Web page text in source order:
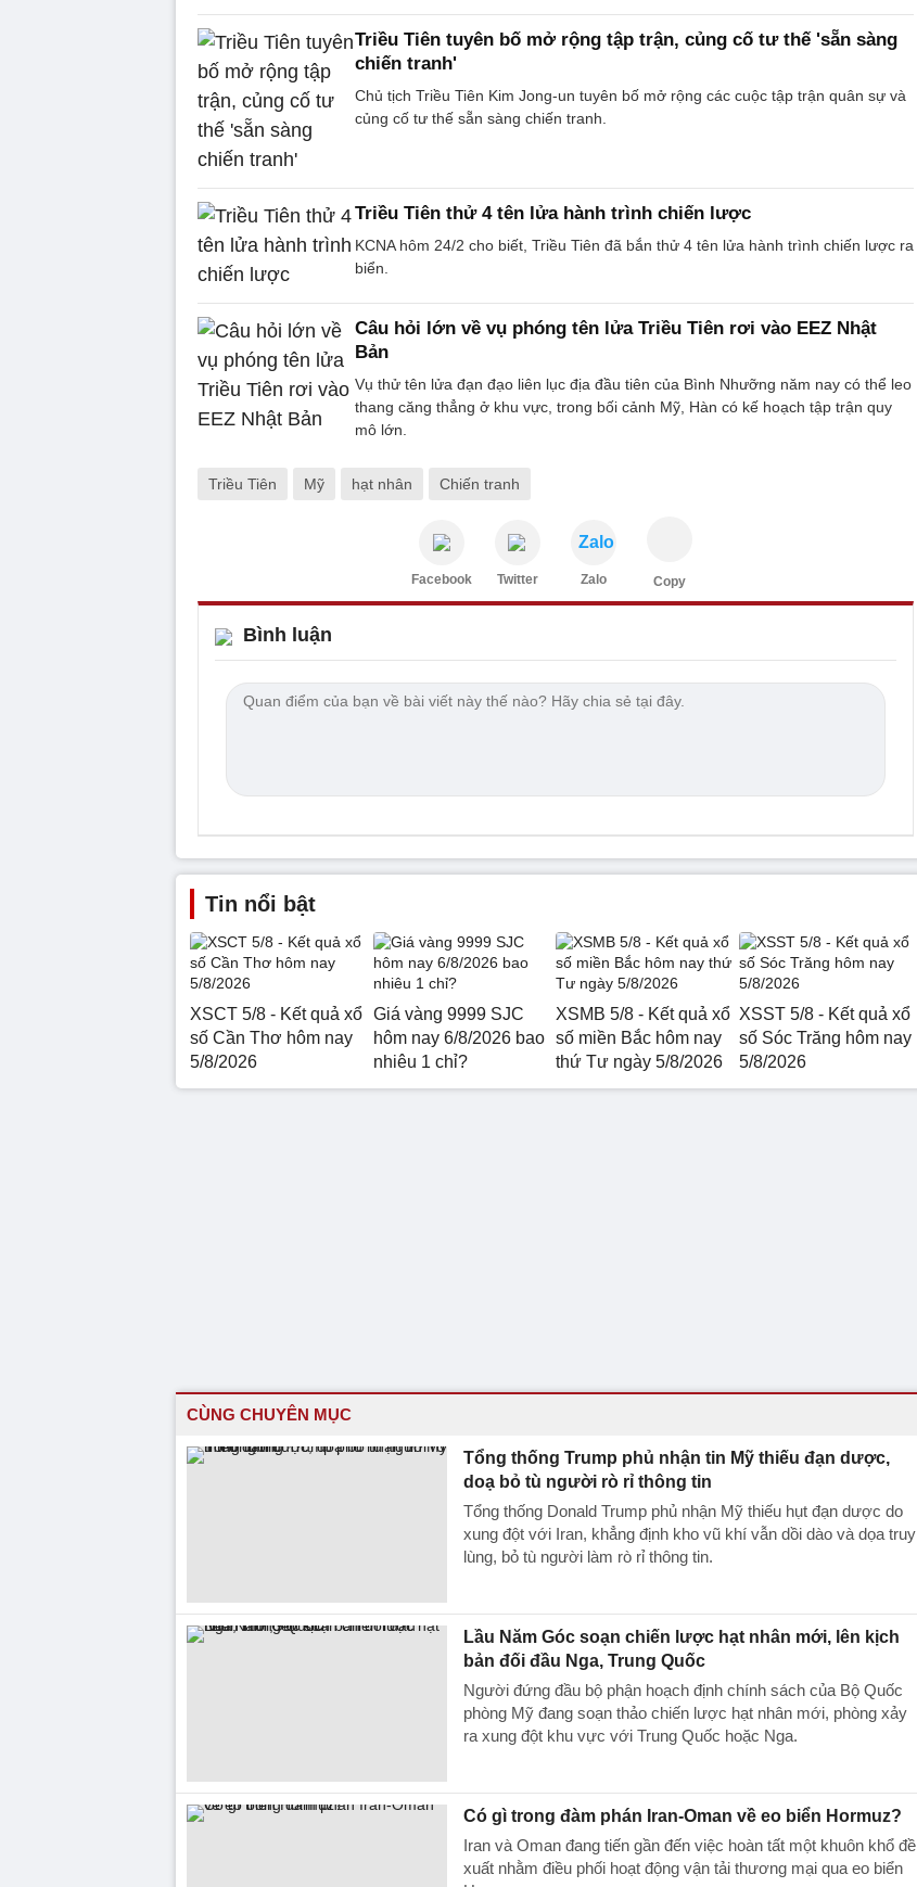
Triều Tiên tuyên bố mở rộng tập trận, củng cố tư thế 'sẵn sàng
chiến tranh'
Chủ tịch Triều Tiên Kim Jong-un tuyên bố mở rộng các cuộc tập trận quân sự và
củng cố tư thế sẵn sàng chiến tranh.
Triều Tiên thử 4 tên lửa hành trình chiến lược
KCNA hôm 24/2 cho biết, Triều Tiên đã bắn thử 4 tên lửa hành trình chiến lược ra
biển.
Câu hỏi lớn về vụ phóng tên lửa Triều Tiên rơi vào EEZ Nhật
Bản
Vụ thử tên lửa đạn đạo liên lục địa đầu tiên của Bình Nhưỡng năm nay có thể leo
thang căng thẳng ở khu vực, trong bối cảnh Mỹ, Hàn có kế hoạch tập trận quy
mô lớn.
Triều Tiên Mỹ hạt nhân Chiến tranh
Facebook Twitter
Zalo
Zalo Copy
Bình luận
Tin nổi bật
XSCT 5/8 - Kết quả xổ
số Cần Thơ hôm nay
5/8/2026
Giá vàng 9999 SJC
hôm nay 6/8/2026 bao
nhiêu 1 chỉ?
XSMB 5/8 - Kết quả xổ
số miền Bắc hôm nay
thứ Tư ngày 5/8/2026
XSST 5/8 - Kết quả xổ
số Sóc Trăng hôm nay
5/8/2026
CÙNG CHUYÊN MỤC
Tổng thống Trump phủ nhận tin Mỹ thiếu đạn dược,
doạ bỏ tù người rò rỉ thông tin
Tổng thống Donald Trump phủ nhận Mỹ thiếu hụt đạn dược do
xung đột với Iran, khẳng định kho vũ khí vẫn dồi dào và dọa truy
lùng, bỏ tù người làm rò rỉ thông tin.
Lầu Năm Góc soạn chiến lược hạt nhân mới, lên kịch
bản đối đầu Nga, Trung Quốc
Người đứng đầu bộ phận hoạch định chính sách của Bộ Quốc
phòng Mỹ đang soạn thảo chiến lược hạt nhân mới, phòng xảy
ra xung đột khu vực với Trung Quốc hoặc Nga.
Có gì trong đàm phán Iran-Oman về eo biển Hormuz?
Iran và Oman đang tiến gần đến việc hoàn tất một khuôn khổ đề
xuất nhằm điều phối hoạt động vận tải thương mại qua eo biển